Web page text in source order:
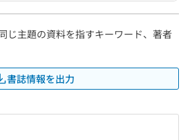
じ主題の資料を指すキーワード、著者
書誌情報を出力